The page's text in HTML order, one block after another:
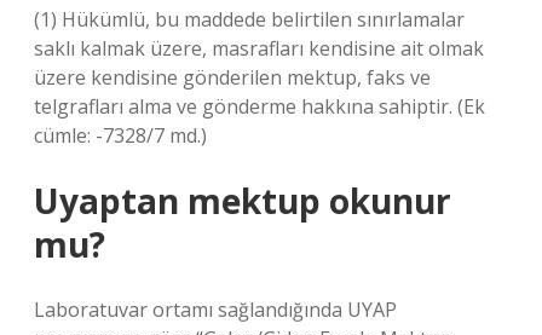
(1) Hükümlü, bu maddede belirtilen sınırlamalar
saklı kalmak üzere, masrafları kendisine ait olmak
üzere kendisine gönderilen mektup, faks ve
telgrafları alma ve gönderme hakkına sahiptir. (Ek
cümle: -7328/7 md.)
Uyaptan mektup okunur
mu?
Laboratuvar ortamı sağlandığında UYAP